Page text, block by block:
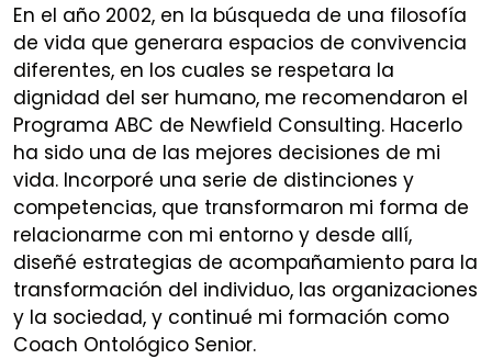
En el año 2002, en la búsqueda de una filosofía
de vida que generara espacios de convivencia
diferentes, en los cuales se respetara la
dignidad del ser humano, me recomendaron el
Programa ABC de Newfield Consulting. Hacerlo
ha sido una de las mejores decisiones de mi
vida. Incorporé una serie de distinciones y
competencias, que transformaron mi forma de
relacionarme con mi entorno y desde allí,
diseñé estrategias de acompañamiento para la
transformación del individuo, las organizaciones
y la sociedad, y continué mi formación como
Coach Ontológico Senior.